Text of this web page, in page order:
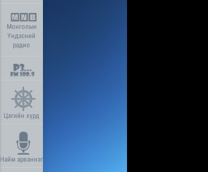
Монголын
Үндэсний
радио
Цагийн хүрд
Найм арваннэг